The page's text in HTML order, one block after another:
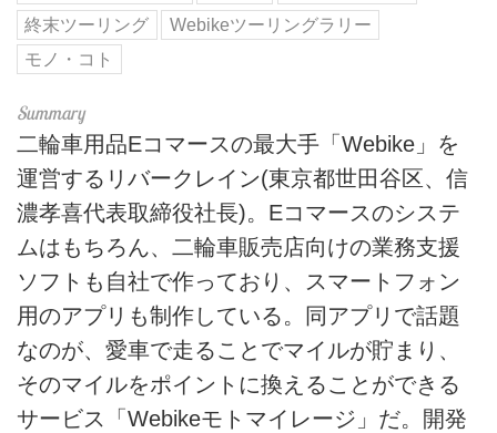
終末ツーリング
Webikeツーリングラリー
モノ・コト
二輪車用品Eコマースの最大手「Webike」を
運営するリバークレイン(東京都世田谷区、信
濃孝喜代表取締役社長)。Eコマースのシステ
ムはもちろん、二輪車販売店向けの業務支援
ソフトも自社で作っており、スマートフォン
用のアプリも制作している。同アプリで話題
なのが、愛車で走ることでマイルが貯まり、
そのマイルをポイントに換えることができる
サービス「Webikeモトマイレージ」だ。開発